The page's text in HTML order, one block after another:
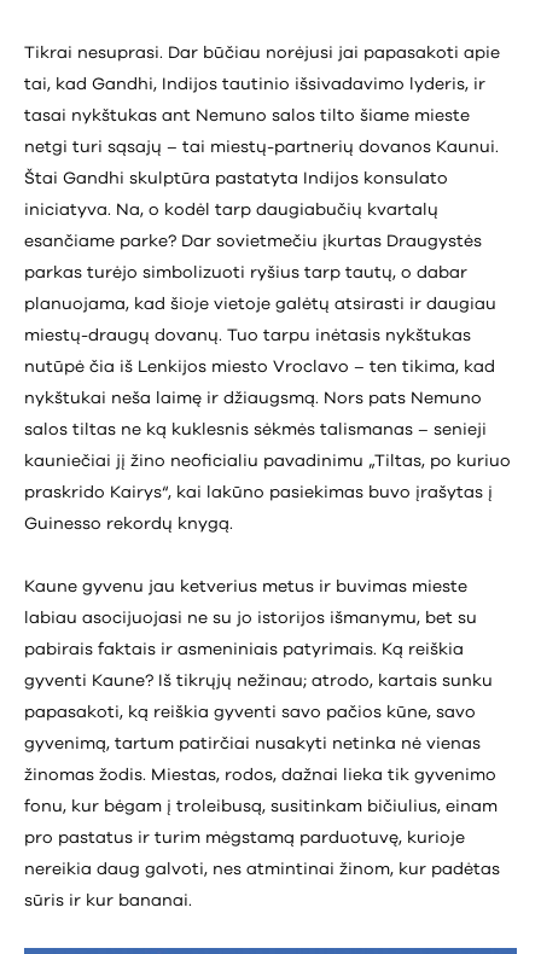
Tikrai nesuprasi. Dar būčiau norėjusi jai papasakoti apie
tai, kad Gandhi, Indijos tautinio išsivadavimo lyderis, ir
tasai nykštukas ant Nemuno salos tilto šiame mieste
netgi turi sąsajų – tai miestų-partnerių dovanos Kaunui.
Štai Gandhi skulptūra pastatyta Indijos konsulato
iniciatyva. Na, o kodėl tarp daugiabučių kvartalų
esančiame parke? Dar sovietmečiu įkurtas Draugystės
parkas turėjo simbolizuoti ryšius tarp tautų, o dabar
planuojama, kad šioje vietoje galėtų atsirasti ir daugiau
miestų-draugų dovanų. Tuo tarpu inėtasis nykštukas
nutūpė čia iš Lenkijos miesto Vroclavo – ten tikima, kad
nykštukai neša laimę ir džiaugsmą. Nors pats Nemuno
salos tiltas ne ką kuklesnis sėkmės talismanas – senieji
kauniečiai jį žino neoficialiu pavadinimu „Tiltas, po kuriuo
praskrido Kairys“, kai lakūno pasiekimas buvo įrašytas į
Guinesso rekordų knygą.
Kaune gyvenu jau ketverius metus ir buvimas mieste
labiau asocijuojasi ne su jo istorijos išmanymu, bet su
pabirais faktais ir asmeniniais patyrimais. Ką reiškia
gyventi Kaune? Iš tikrųjų nežinau; atrodo, kartais sunku
papasakoti, ką reiškia gyventi savo pačios kūne, savo
gyvenimą, tartum patirčiai nusakyti netinka nė vienas
žinomas žodis. Miestas, rodos, dažnai lieka tik gyvenimo
fonu, kur bėgam į troleibusą, susitinkam bičiulius, einam
pro pastatus ir turim mėgstamą parduotuvę, kurioje
nereikia daug galvoti, nes atmintinai žinom, kur padėtas
sūris ir kur bananai.